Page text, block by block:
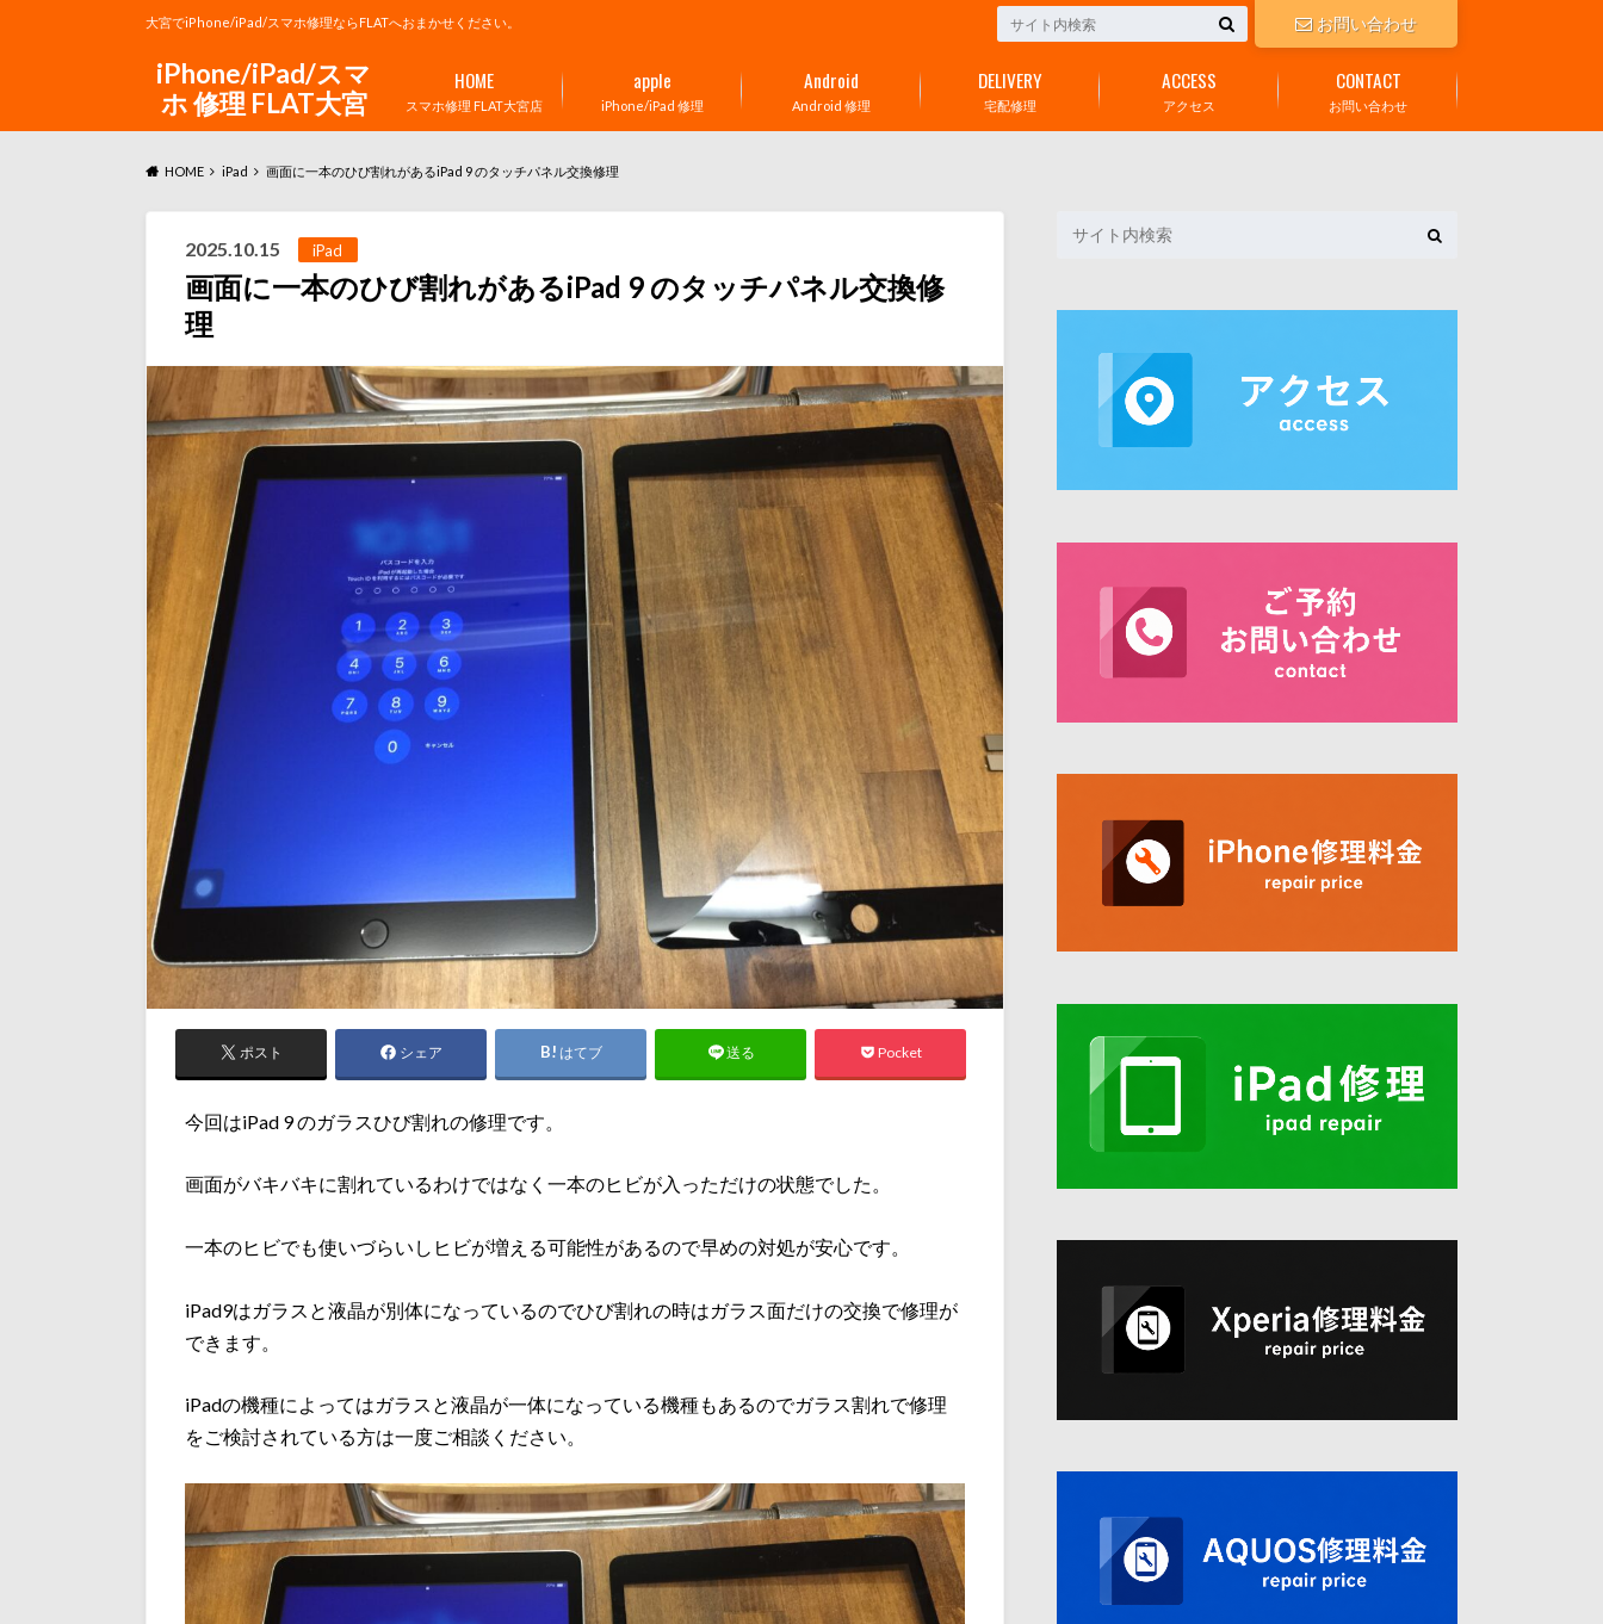
iPhone/iPad/スマ
ホ 修理 FLAT大宮
大宮でiPhone/iPad/スマホ修理ならFLATへおまかせください。 お問い合わせ
スマホ修理 FLAT大宮店
HOME
iPhone/iPad 修理
apple
Android 修理
Android
宅配修理
DELIVERY
アクセス
ACCESS
お問い合わせ
CONTACT
HOME iPad 画面に一本のひび割れがあるiPad 9 のタッチパネル交換修理
2025.10.15 iPad
画面に一本のひび割れがあるiPad 9 のタッチパネル交換修
理
ポスト シェア はてブ 送る Pocket
今回はiPad 9 のガラスひび割れの修理です。
画面がバキバキに割れているわけではなく一本のヒビが入っただけの状態でした。
一本のヒビでも使いづらいしヒビが増える可能性があるので早めの対処が安心です。
iPad9はガラスと液晶が別体になっているのでひび割れの時はガラス面だけの交換で修理が
できます。
iPadの機種によってはガラスと液晶が一体になっている機種もあるのでガラス割れで修理
をご検討されている方は一度ご相談ください。